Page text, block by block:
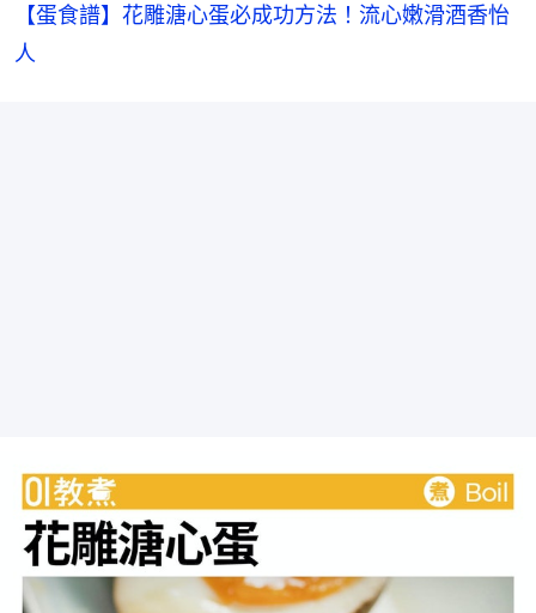
【蛋食譜】花雕溏心蛋必成功方法！流心嫩滑酒香怡
人